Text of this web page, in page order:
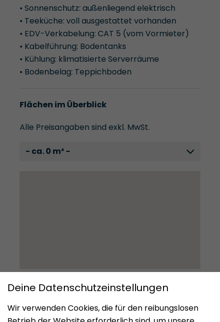
• Sonnenschutz: außenliegend elektrisch
• Teeküche: voll ausgestattet vorhanden
• EDV-Verkabelung: CAT 5 (vom Vormieter)
• Kabelführung: Bodentanks
• Kühlung: klimatisierte Serverräume
• Bodenbelag: Teppichboden
Flächen im Überblick
Alle Preisangaben sind exkl. MwSt.
- ca. 0 m² -